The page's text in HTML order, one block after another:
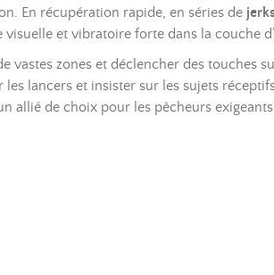
En récupération rapide, en séries de
et vibratoire forte dans la couche
zones et déclencher des touches
lancers et insister sur les sujets
allié de choix pour les pêcheurs